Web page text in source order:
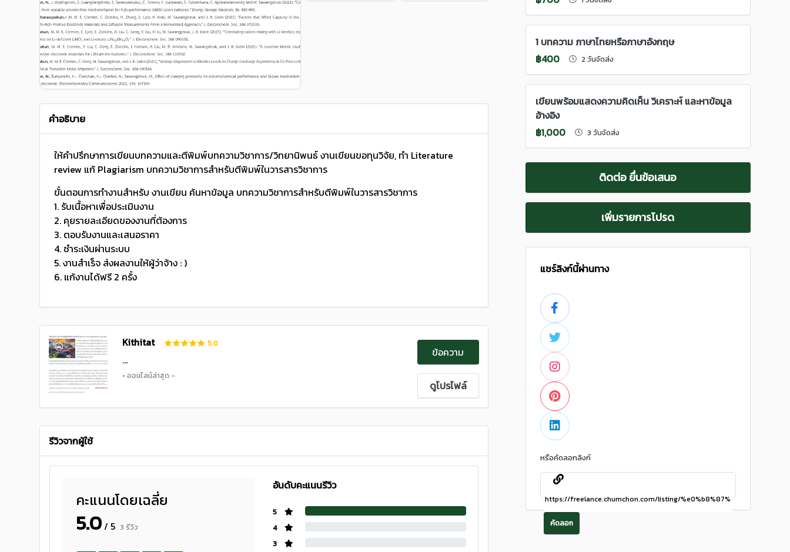
1 บทความ ภาษาไทยหรือภาษาอังกฤษ
฿400
2 วันจัดส่ง
เขียนพร้อมแสดงความคิดเห็น วิเคราะห์ และหาข้อมูล
อ้างอิง
฿1,000
3 วันจัดส่ง
ติดต่อ ยื่นข้อเสนอ
เพิ่มรายการโปรด
แชร์ลิงก์นี้ผ่านทาง
หรือคัดลอกลิงก์
คัดลอก
คำอธิบาย
ให้คำปรึกษาการเขียนบทความและตีพิมพ์บทความวิชาการ/วิทยานิพนธ์ งานเขียนขอทุนวิจัย, ทำ Literature
review แก้ Plagiarism บทความวิชาการสำหรับตีพิมพ์ในวารสารวิชาการ
ขั้นตอนการทำงานสำหรับ งานเขียน ค้นหาข้อมูล บทความวิชาการสำหรับตีพิมพ์ในวารสารวิชาการ
1. รับเนื้อหาเพื่อประเมินงาน
2. คุยรายละเอียดของงานที่ต้องการ
3. ตอบรับงานและเสนอราคา
4. ชำระเงินผ่านระบบ
5. งานสำเร็จ ส่งผลงานให้ผู้ว่าจ้าง : )
6. แก้งานได้ฟรี 2 ครั้ง
Kithitat 5.0
...
• ออนไลน์ล่าสุด -
ข้อความ
ดูโปรไฟล์
รีวิวจากผู้ใช้
คะแนนโดยเฉลี่ย
5.0/ 5 3 รีวิว
อันดับคะแนนรีวิว
5
4
3